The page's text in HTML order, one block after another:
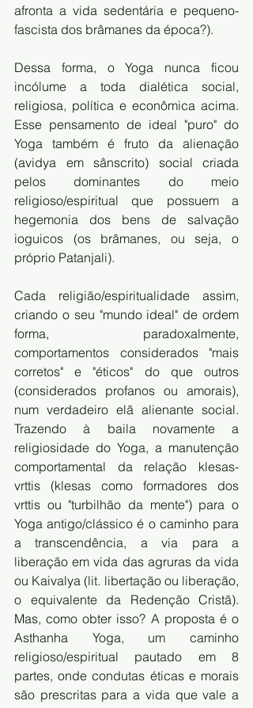
afronta a vida sedentária e pequeno-
fascista dos brâmanes da época?).
Dessa forma, o Yoga nunca ficou
incólume a toda dialética social,
religiosa, política e econômica acima.
Esse pensamento de ideal "puro" do
Yoga também é fruto da alienação
(avidya em sânscrito) social criada
pelos dominantes do meio
religioso/espiritual que possuem a
hegemonia dos bens de salvação
ioguicos (os brâmanes, ou seja, o
próprio Patanjali).
Cada religião/espiritualidade assim,
criando o seu "mundo ideal" de ordem
forma, paradoxalmente,
comportamentos considerados "mais
corretos" e "éticos" do que outros
(considerados profanos ou amorais),
num verdadeiro elã alienante social.
Trazendo à baila novamente a
religiosidade do Yoga, a manutenção
comportamental da relação klesas-
vrttis (klesas como formadores dos
vrttis ou "turbilhão da mente") para o
Yoga antigo/clássico é o caminho para
a transcendência, a via para a
liberação em vida das agruras da vida
ou Kaivalya (lit. libertação ou liberação,
o equivalente da Redenção Cristã).
Mas, como obter isso? A proposta é o
Asthanha Yoga, um caminho
religioso/espiritual pautado em 8
partes, onde condutas éticas e morais
são prescritas para a vida que vale a